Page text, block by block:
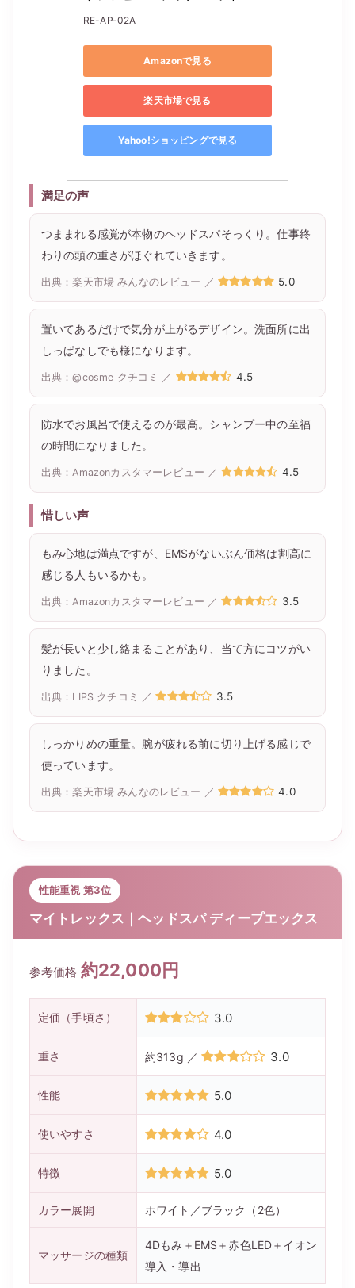
RE-AP-02A
Amazonで見る
楽天市場で見る
Yahoo!ショッピングで見る
満足の声
つままれる感覚が本物のヘッドスパそっくり。仕事終
わりの頭の重さがほぐれていきます。
出典：楽天市場 みんなのレビュー ／ 5.0
置いてあるだけで気分が上がるデザイン。洗面所に出
しっぱなしでも様になります。
出典：@cosme クチコミ ／ 4.5
防水でお風呂で使えるのが最高。シャンプー中の至福
の時間になりました。
出典：Amazonカスタマーレビュー ／ 4.5
惜しい声
もみ心地は満点ですが、EMSがないぶん価格は割高に
感じる人もいるかも。
出典：Amazonカスタマーレビュー ／ 3.5
髪が長いと少し絡まることがあり、当て方にコツがい
りました。
出典：LIPS クチコミ ／ 3.5
しっかりめの重量。腕が疲れる前に切り上げる感じで
使っています。
出典：楽天市場 みんなのレビュー ／ 4.0
性能重視 第3位
マイトレックス｜ヘッドスパ ディープエックス
参考価格 約22,000円
定価（手頃さ） 3.0
重さ 約313g ／ 3.0
性能 5.0
使いやすさ 4.0
特徴 5.0
カラー展開 ホワイト／ブラック（2色）
マッサージの種類
4Dもみ＋EMS＋赤色LED＋イオン
導入・導出